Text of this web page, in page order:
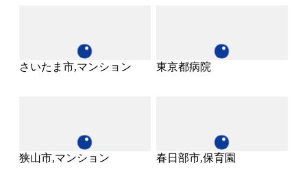
さいたま市,マンション 東京都病院
狭山市,マンション 春日部市,保育園